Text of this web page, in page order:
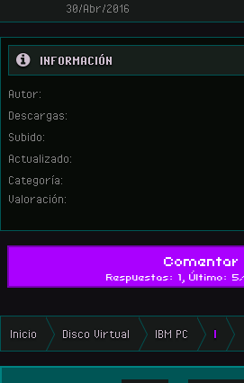
30/Abr/2016
INFORMACIÓN
Autor:
Descargas:
Subido:
Actualizado:
Categoría:
Valoración:
Comentar
Respuestas: 1, Último:
Inicio Disco Virtual IBM PC I